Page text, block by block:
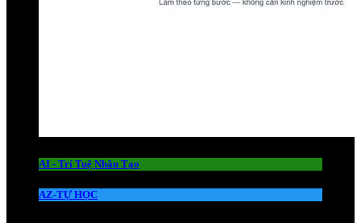
AI - Trí Tuệ Nhân Tạo
AZ-TỰ HỌC